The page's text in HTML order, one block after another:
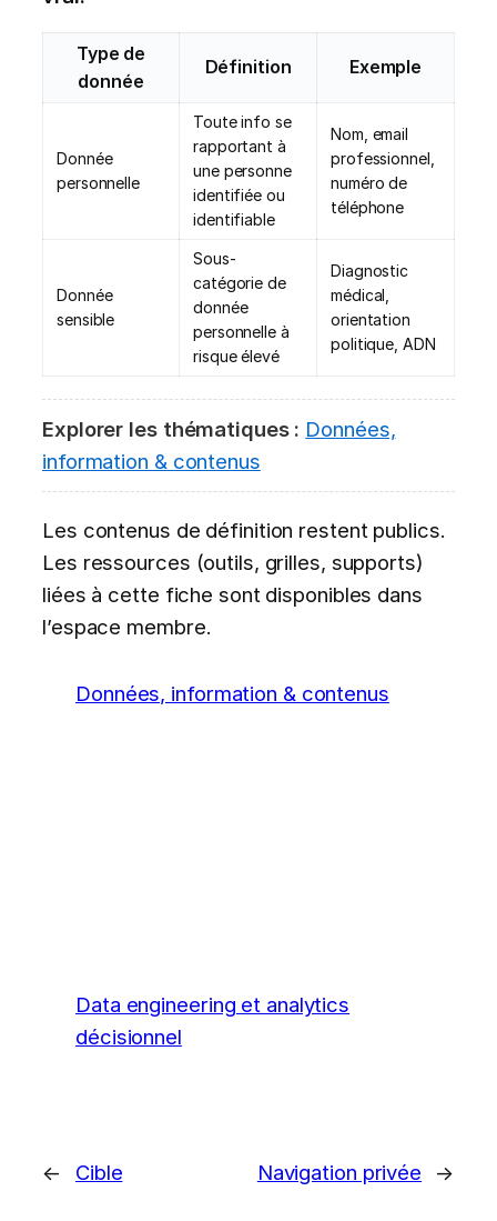
Type de
donnée
Définition Exemple
Donnée
personnelle
Toute info se
rapportant à
une personne
identifiée ou
identifiable
Nom, email
professionnel,
numéro de
téléphone
Donnée
sensible
Sous-
catégorie de
donnée
personnelle à
risque élevé
Diagnostic
médical,
orientation
politique, ADN
Explorer les thématiques : Données,
information & contenus
Les contenus de définition restent publics.
Les ressources (outils, grilles, supports)
liées à cette fiche sont disponibles dans
l’espace membre.
Données, information & contenus
Data engineering et analytics
décisionnel
← Cible Navigation privée →